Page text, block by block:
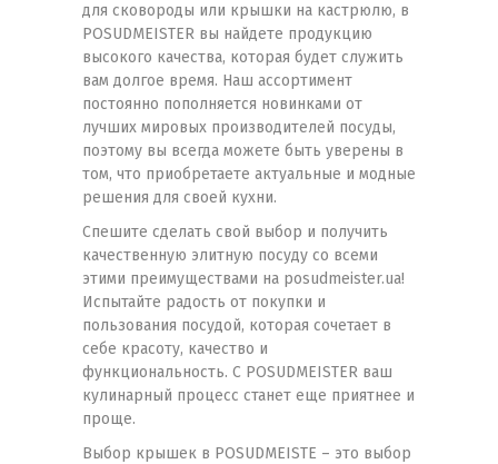
для сковороды или крышки на кастрюлю, в
POSUDMEISTER вы найдете продукцию
высокого качества, которая будет служить
вам долгое время. Наш ассортимент
постоянно пополняется новинками от
лучших мировых производителей посуды,
поэтому вы всегда можете быть уверены в
том, что приобретаете актуальные и модные
решения для своей кухни.
Спешите сделать свой выбор и получить
качественную элитную посуду со всеми
этими преимуществами на posudmeister.ua!
Испытайте радость от покупки и
пользования посудой, которая сочетает в
себе красоту, качество и
функциональность. С POSUDMEISTER ваш
кулинарный процесс станет еще приятнее и
проще.
Выбор крышек в POSUDMEISTE – это выбор